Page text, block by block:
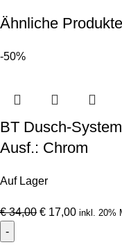
Ähnliche Produkte
-50%
BT Dusch-
Ausf.: Chrom
Auf Lager
€34,00 € 17,00 inkl. 20%